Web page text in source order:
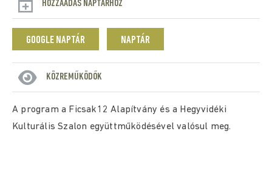
HOZZÁADÁS NAPTÁRHOZ
GOOGLE NAPTÁR NAPTÁR
KÖZREMŰKÖDŐK
A program a Ficsak12 Alapítvány és a Hegyvidéki
Kulturális Szalon együttműködésével valósul meg.